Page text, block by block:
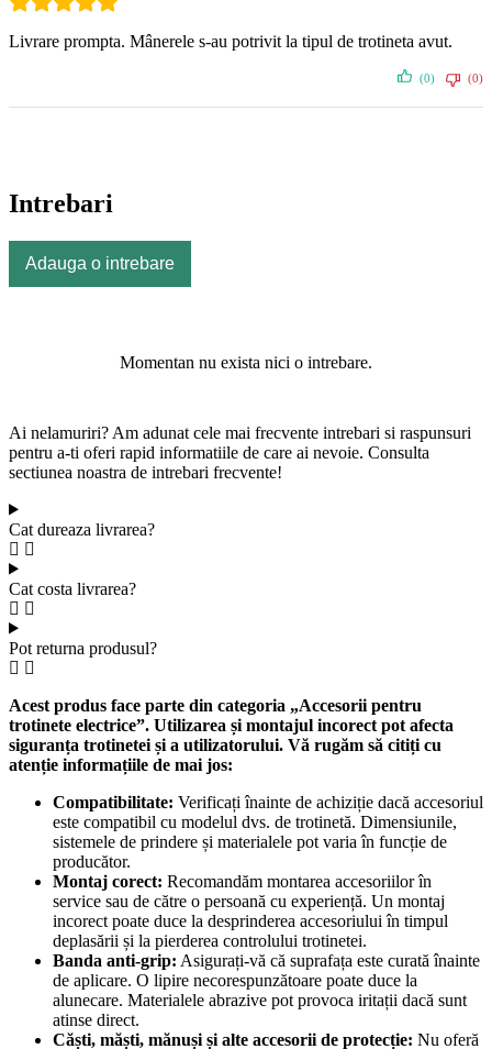
Livrare prompta. Mânerele s-au potrivit la tipul de trotineta avut.
(0) (0)
Intrebari
Adauga o intrebare
Momentan nu exista nici o intrebare.
Ai nelamuriri? Am adunat cele mai frecvente intrebari si raspunsuri
pentru a-ti oferi rapid informatiile de care ai nevoie. Consulta
sectiunea noastra de intrebari frecvente!
Cat dureaza livrarea?
Cat costa livrarea?
Pot returna produsul?
Acest produs face parte din categoria „Accesorii pentru
trotinete electrice”. Utilizarea și montajul incorect pot afecta
siguranța trotinetei și a utilizatorului. Vă rugăm să citiți cu
atenție informațiile de mai jos:
Compatibilitate: Verificați înainte de achiziție dacă accesoriul
este compatibil cu modelul dvs. de trotinetă. Dimensiunile,
sistemele de prindere și materialele pot varia în funcție de
producător.
Montaj corect: Recomandăm montarea accesoriilor în
service sau de către o persoană cu experiență. Un montaj
incorect poate duce la desprinderea accesoriului în timpul
deplasării și la pierderea controlului trotinetei.
Banda anti-grip: Asigurați-vă că suprafața este curată înainte
de aplicare. O lipire necorespunzătoare poate duce la
alunecare. Materialele abrazive pot provoca iritații dacă sunt
atinse direct.
Căști, măști, mănuși și alte accesorii de protecție: Nu oferă